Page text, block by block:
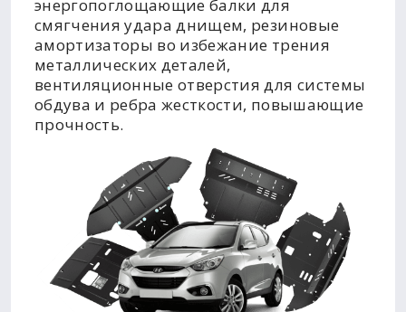
энергопоглощающие балки для
смягчения удара днищем, резиновые
амортизаторы во избежание трения
металлических деталей,
вентиляционные отверстия для системы
обдува и ребра жесткости, повышающие
прочность.